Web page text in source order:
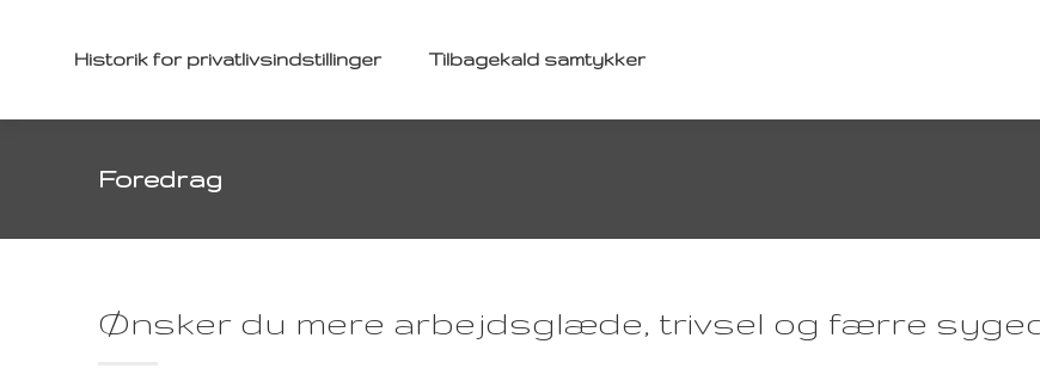
Historik for privatlivsindstillinger Tilbagekald samtykker
Foredrag
Ønsker du mere arbejdsglæde, trivsel og færre